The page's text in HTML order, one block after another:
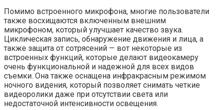
Помимо встроенного микрофона, многие пользователи
также восхищаются включенным внешним
микрофоном, который улучшает качество звука.
Циклическая запись, обнаружение движения и лица, а
также защита от сотрясений — вот некоторые из
встроенных функций, которые делают видеокамеру
очень функциональной и надежной для всех видов
съемки. Она также оснащена инфракрасным режимом
ночного видения, который позволяет снимать четкие
видеоролики даже при отсутствии света или
недостаточной интенсивности освещения.